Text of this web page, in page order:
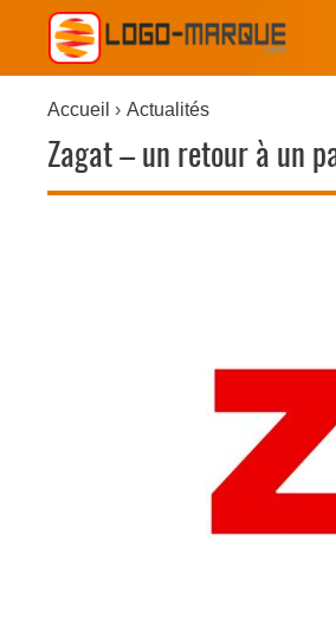
Accueil Actualités
Zagat – un retour à un